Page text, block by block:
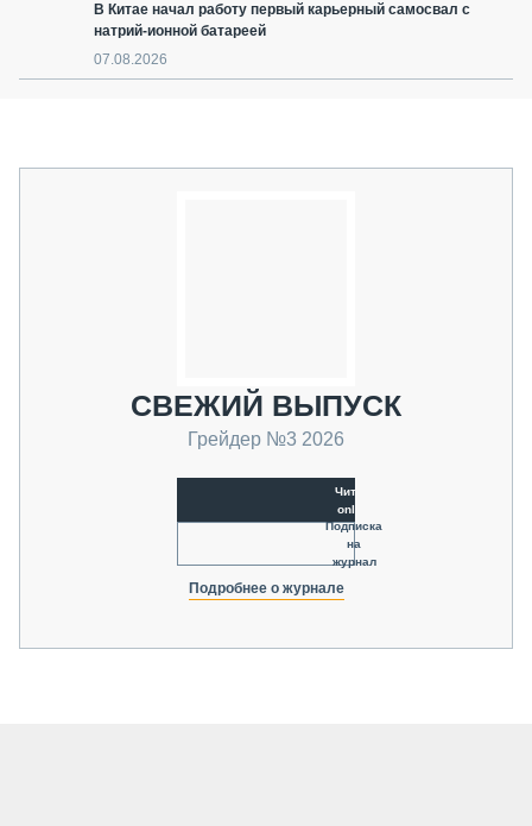
В Китае начал работу первый карьерный самосвал с
натрий-ионной батареей
07.08.2026
СВЕЖИЙ ВЫПУСК
Грейдер №3 2026
Читать
online
Подписка
на
журнал
Подробнее о журнале